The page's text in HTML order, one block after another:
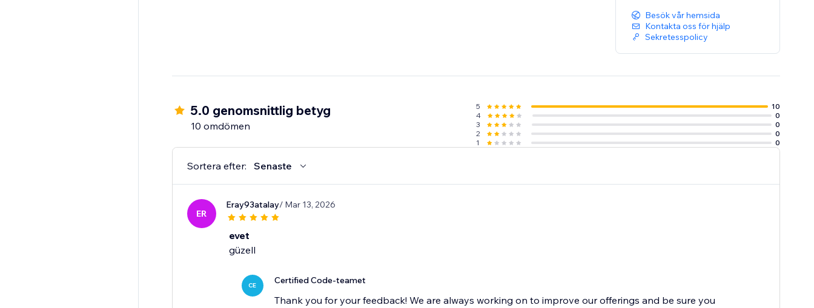
Besök vår hemsida
Kontakta oss för hjälp
Sekretesspolicy
5.0 genomsnittlig betyg
10 omdömen
5
10
4
0
3
0
2
0
1
0
Sortera efter: Senaste
ER
Eray93atalay/ Mar 13, 2026
evet
güzell
CE Certified Code-teamet
Thank you for your feedback! We are always working on to improve our offerings and be sure you